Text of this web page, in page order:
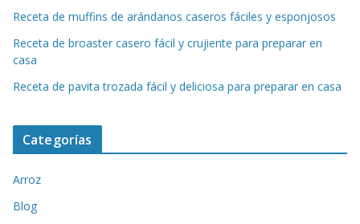
Receta de muffins de arándanos caseros fáciles y esponjosos
Receta de broaster casero fácil y crujiente para preparar en
casa
Receta de pavita trozada fácil y deliciosa para preparar en casa
Categorías
Arroz
Blog